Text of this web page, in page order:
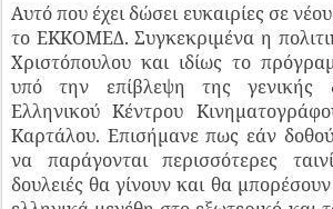
Αυτό που έχει δώσει ευκαιρίες σε
το ΕΚΚΟΜΕΔ. Συγκεκριμένα η
Χριστόπουλου και ιδίως το
υπό την επίβλεψη της γενικής
Ελληνικού Κέντρου
Καρτάλου. Επισήμανε πως εάν
να παράγονται περισσότερες
δουλειές θα γίνουν και θα